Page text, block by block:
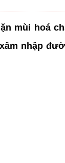
mùi hoá
nhập